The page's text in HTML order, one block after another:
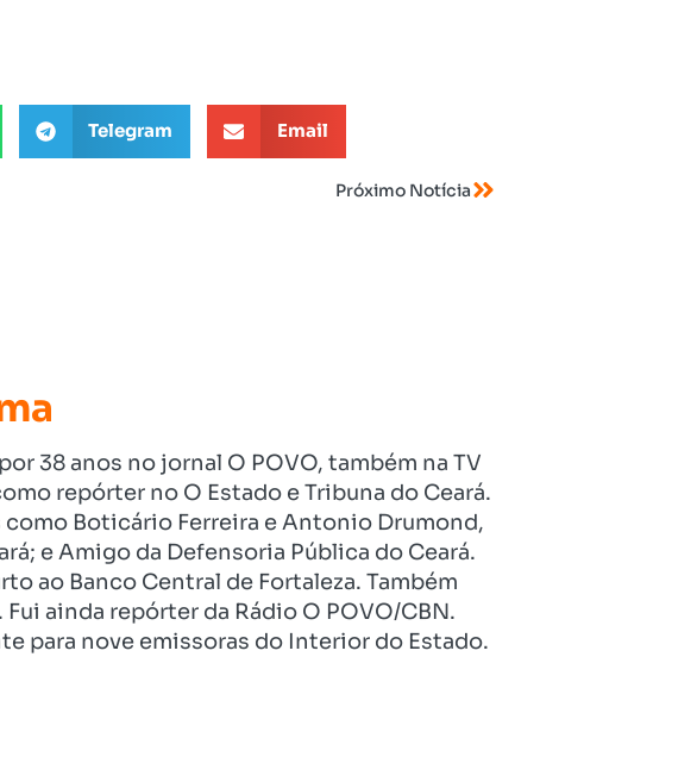
Telegram Email
Próximo Notícia
38 anos no jornal O POVO, também na TV
repórter no O Estado e Tribuna do Ceará.
como Boticário Ferreira e Antonio Drumond,
e Amigo da Defensoria Pública do Ceará.
ao Banco Central de Fortaleza. Também
ainda repórter da Rádio O POVO/CBN.
para nove emissoras do Interior do Estado.